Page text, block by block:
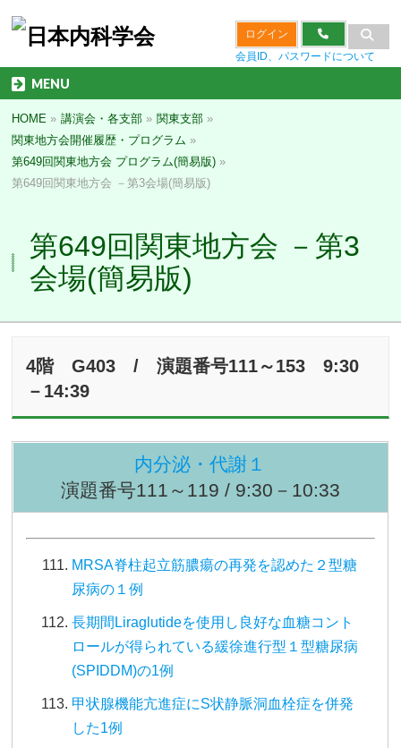
ログイン
会員ID、パスワードについて
MENU
HOME » 講演会・各支部 » 関東支部 »
関東地方会開催履歴・プログラム »
第649回関東地方会 プログラム(簡易版) »
第649回関東地方会 －第3会場(簡易版)
第649回関東地方会 －第3
会場(簡易版)
4階 G403 / 演題番号111～153 9:30
－14:39
内分泌・代謝１
演題番号111～119 / 9:30－10:33
MRSA脊柱起立筋膿瘍の再発を認めた２型糖
尿病の１例
長期間Liraglutideを使用し良好な血糖コント
ロールが得られている緩徐進行型１型糖尿病
(SPIDDM)の1例
甲状腺機能亢進症にS状静脈洞血栓症を併発
した1例